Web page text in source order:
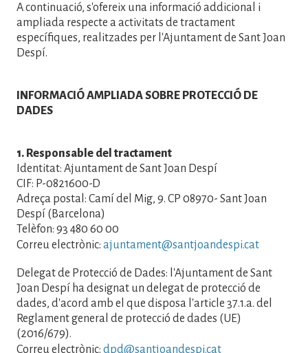
A continuació, s'ofereix una informació addicional i
ampliada respecte a activitats de tractament
específiques, realitzades per l'Ajuntament de Sant Joan
Despí.
INFORMACIÓ AMPLIADA SOBRE PROTECCIÓ DE
DADES
1. Responsable del tractament
Identitat: Ajuntament de Sant Joan Despí
CIF: P-0821600-D
Adreça postal: Camí del Mig, 9. CP 08970- Sant Joan
Despí (Barcelona)
Telèfon: 93 480 60 00
Correu electrònic: ajuntament@santjoandespi.cat
Delegat de Protecció de Dades: l'Ajuntament de Sant
Joan Despí ha designat un delegat de protecció de
dades, d'acord amb el que disposa l'article 37.1.a. del
Reglament general de protecció de dades (UE)
(2016/679).
Correu electrònic: dpd@santjoandespi.cat